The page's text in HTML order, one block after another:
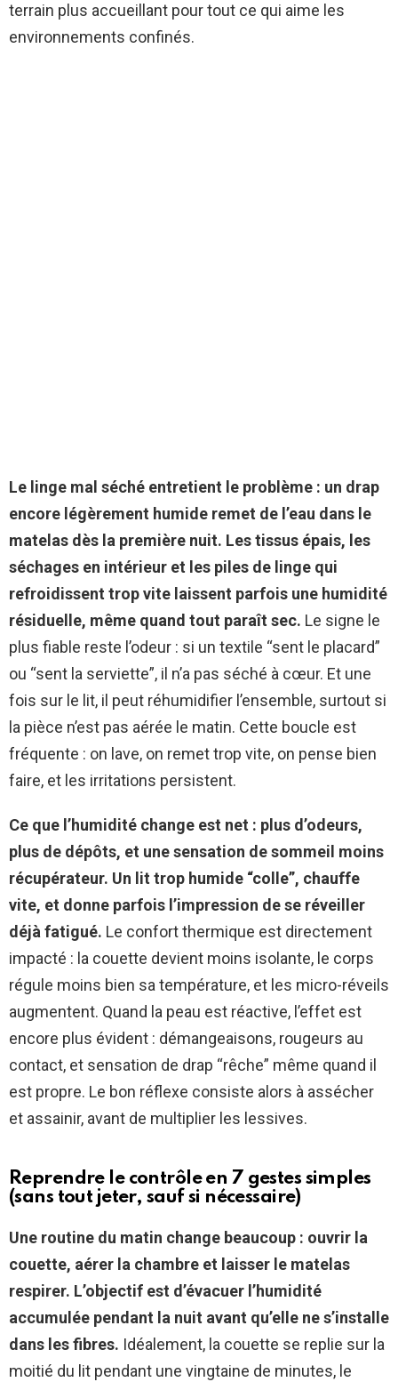
terrain plus accueillant pour tout ce qui aime les
environnements confinés.
Le linge mal séché entretient le problème : un drap
encore légèrement humide remet de l’eau dans le
matelas dès la première nuit. Les tissus épais, les
séchages en intérieur et les piles de linge qui
refroidissent trop vite laissent parfois une humidité
résiduelle, même quand tout paraît sec. Le signe le
plus fiable reste l’odeur : si un textile “sent le placard”
ou “sent la serviette”, il n’a pas séché à cœur. Et une
fois sur le lit, il peut réhumidifier l’ensemble, surtout si
la pièce n’est pas aérée le matin. Cette boucle est
fréquente : on lave, on remet trop vite, on pense bien
faire, et les irritations persistent.
Ce que l’humidité change est net : plus d’odeurs,
plus de dépôts, et une sensation de sommeil moins
récupérateur. Un lit trop humide “colle”, chauffe
vite, et donne parfois l’impression de se réveiller
déjà fatigué. Le confort thermique est directement
impacté : la couette devient moins isolante, le corps
régule moins bien sa température, et les micro-réveils
augmentent. Quand la peau est réactive, l’effet est
encore plus évident : démangeaisons, rougeurs au
contact, et sensation de drap “rêche” même quand il
est propre. Le bon réflexe consiste alors à assécher
et assainir, avant de multiplier les lessives.
Reprendre le contrôle en 7 gestes simples
(sans tout jeter, sauf si nécessaire)
Une routine du matin change beaucoup : ouvrir la
couette, aérer la chambre et laisser le matelas
respirer. L’objectif est d’évacuer l’humidité
accumulée pendant la nuit avant qu’elle ne s’installe
dans les fibres. Idéalement, la couette se replie sur la
moitié du lit pendant une vingtaine de minutes, le